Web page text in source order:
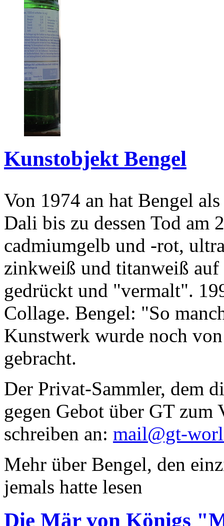
Kunstobjekt Bengel
Von 1974 an hat Bengel
Dali bis zu dessen Tod am
cadmiumgelb und -rot,
zinkweiß und titanweiß
gedrückt und "vermalt".
Collage. Bengel: "So
Kunstwerk wurde noch
gebracht.
Der Privat-Sammler, dem
gegen Gebot über GT zum
schreiben an: mail@gt-
Mehr über Bengel, den
jemals hatte lesen
Die Mär von Königs